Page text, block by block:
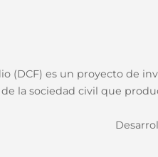
(DCF) es un proyecto de
la sociedad civil que